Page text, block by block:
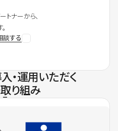
ナーから、
談する
・運用いただく
り組み